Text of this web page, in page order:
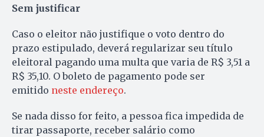
Sem justificar
Caso o eleitor não justifique o voto dentro do
prazo estipulado, deverá regularizar seu título
eleitoral pagando uma multa que varia de R$ 3,51 a
R$ 35,10. O boleto de pagamento pode ser
emitido neste endereço.
Se nada disso for feito, a pessoa fica impedida de
tirar passaporte, receber salário como